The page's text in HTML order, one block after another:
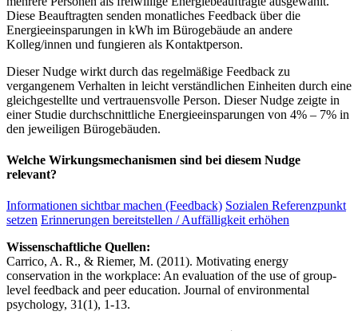
Diese Beauftragten senden monatliches Feedback über die
Energieeinsparungen in kWh im Bürogebäude an andere
Kolleg/innen und fungieren als Kontaktperson.
Dieser Nudge wirkt durch das regelmäßige Feedback zu
vergangenem Verhalten in leicht verständlichen Einheiten durch eine
gleichgestellte und vertrauensvolle Person. Dieser Nudge zeigte in
einer Studie durchschnittliche Energieeinsparungen von 4% – 7% in
den jeweiligen Bürogebäuden.
Welche Wirkungsmechanismen sind bei diesem Nudge
relevant?
Informationen sichtbar machen (Feedback) Sozialen Referenzpunkt
setzen Erinnerungen bereitstellen / Auffälligkeit erhöhen
Wissenschaftliche Quellen:
Carrico, A. R., & Riemer, M. (2011). Motivating energy
conservation in the workplace: An evaluation of the use of group-
level feedback and peer education. Journal of environmental
psychology, 31(1), 1-13.